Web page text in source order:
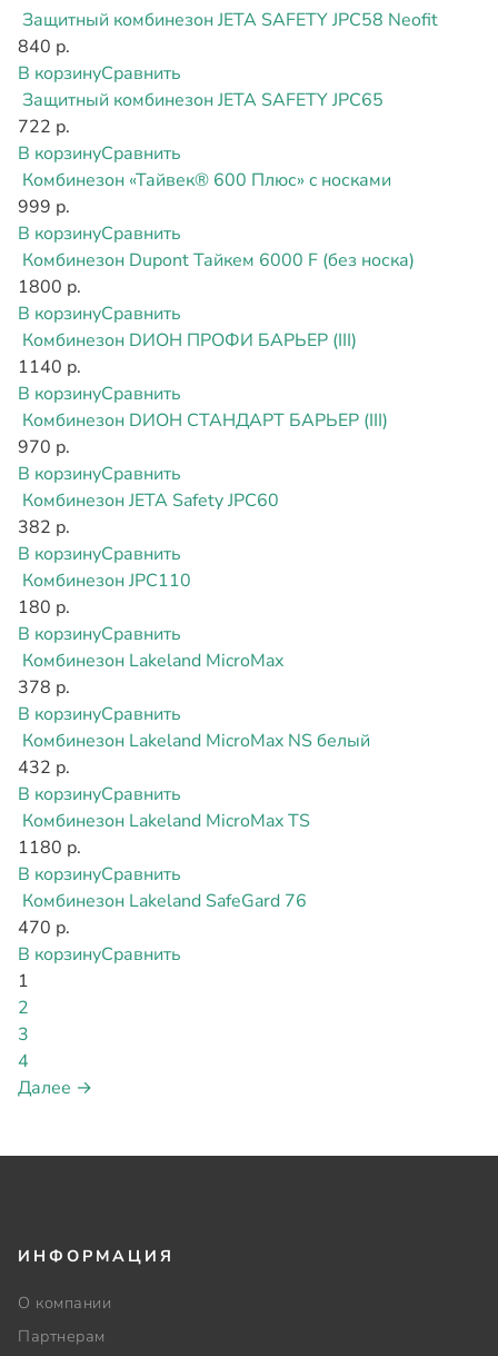
Защитный комбинезон JETA SAFETY JPC58 Neofit
840 р.
В корзинуСравнить
Защитный комбинезон JETA SAFETY JPC65
722 р.
В корзинуСравнить
Комбинезон «Тайвек® 600 Плюс» c носками
999 р.
В корзинуСравнить
Комбинезон Dupont Тайкем 6000 F (без носка)
1800 р.
В корзинуСравнить
Комбинезон DИОН ПРОФИ БАРЬЕР (III)
1140 р.
В корзинуСравнить
Комбинезон DИОН СТАНДАРТ БАРЬЕР (III)
970 р.
В корзинуСравнить
Комбинезон JETA Safety JPC60
382 р.
В корзинуСравнить
Комбинезон JPC110
180 р.
В корзинуСравнить
Комбинезон Lakeland MicroMax
378 р.
В корзинуСравнить
Комбинезон Lakeland MicroMax NS белый
432 р.
В корзинуСравнить
Комбинезон Lakeland MicroMax TS
1180 р.
В корзинуСравнить
Комбинезон Lakeland SafeGard 76
470 р.
В корзинуСравнить
1
2
3
4
Далее →
ИНФОРМАЦИЯ
О компании
Партнерам